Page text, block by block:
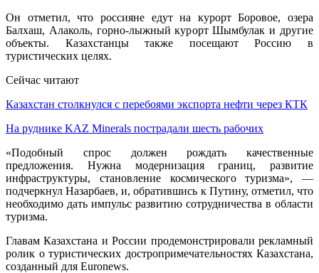
Он отметил, что россияне едут на курорт Боровое, озера
Балхаш, Алаколь, горно-лыжный курорт Шымбулак и другие
объекты. Казахстанцы также посещают Россию в
туристических целях.
Сейчас читают
Казахстан столкнулся с перебоями экспорта нефти через КТК
На руднике KAZ Minerals пострадали шесть рабочих
«Подобный спрос должен рождать качественные
предложения. Нужна модернизация границ, развитие
инфраструктуры, становление космического туризма», —
подчеркнул Назарбаев, и, обратившись к Путину, отметил, что
необходимо дать импульс развитию сотрудничества в области
туризма.
Главам Казахстана и России продемонстрировали рекламный
ролик о туристических достропримечательностях Казахстана,
созданный для Euronews.